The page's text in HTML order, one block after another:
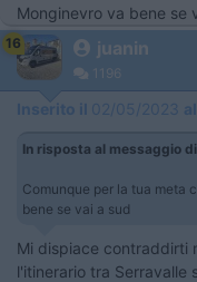
Monginevro va bene se
16 juanin
1196
Inserito il 02/05/2023
In risposta al messaggio di
Comunque per la tua meta
bene se vai a sud
Mi dispiace contraddirti
l'itinerario tra Serravalle